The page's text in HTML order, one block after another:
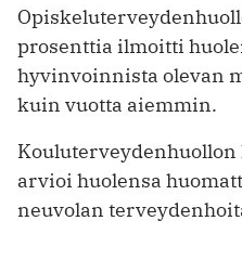
prosenttia ilmoitti
hyvinvoinnista olevan
kuin vuotta aiemmin.
arvioi huolensa
neuvolan